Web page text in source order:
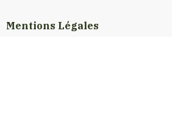
Mentions Légales